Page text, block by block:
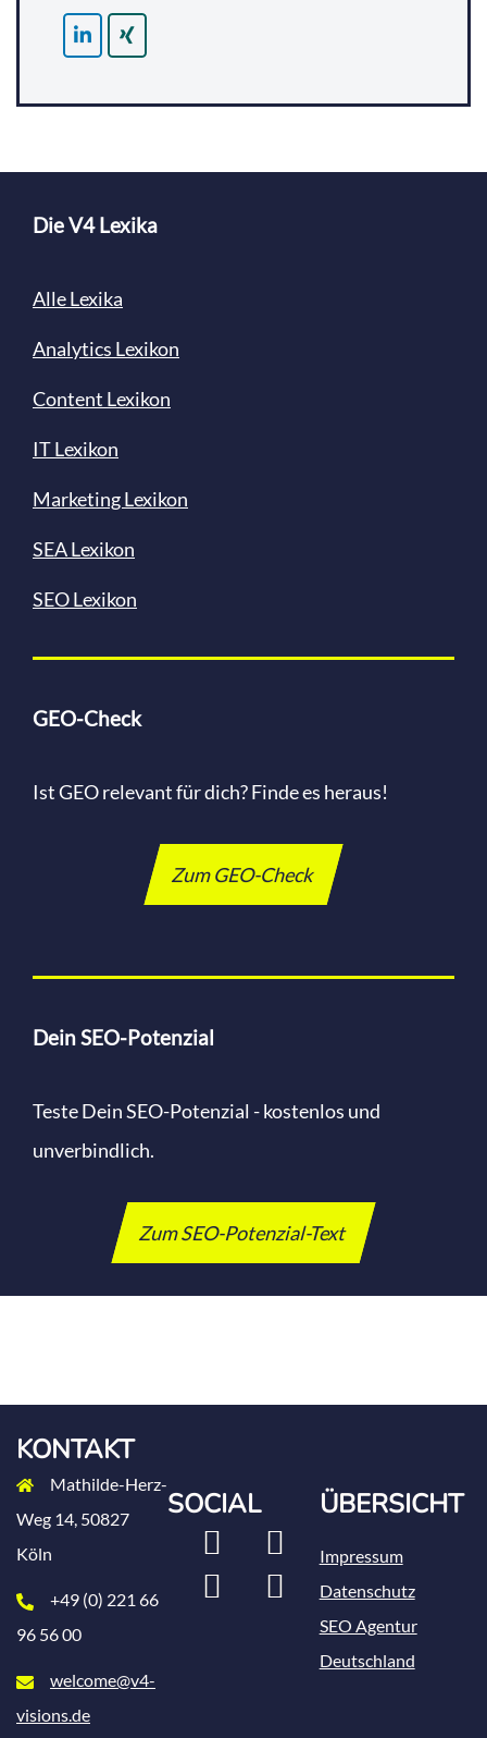
Die V4 Lexika
Alle Lexika
Analytics Lexikon
Content Lexikon
IT Lexikon
Marketing Lexikon
SEA Lexikon
SEO Lexikon
GEO-Check
Ist GEO relevant für dich? Finde es heraus!
Zum GEO-Check
Dein SEO-Potenzial
Teste Dein SEO-Potenzial - kostenlos und
unverbindlich.
Zum SEO-Potenzial-Text
KONTAKT
Mathilde-Herz-
Weg 14, 50827
Köln
+49 (0) 221 66
96 56 00
welcome@v4-
visions.de
SOCIAL
LinkedIn
Instagram
ÜBERSICHT
Impressum
Datenschutz
SEO Agentur
Deutschland